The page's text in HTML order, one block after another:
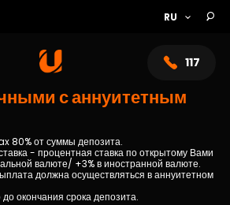
117
с аннуитетным
80% от суммы депозита.
- процентная ставка по открытому Вами
валюте/ +3% в иностранной валюте.
должна осуществляться в аннуитетном
окончания срока депозита.